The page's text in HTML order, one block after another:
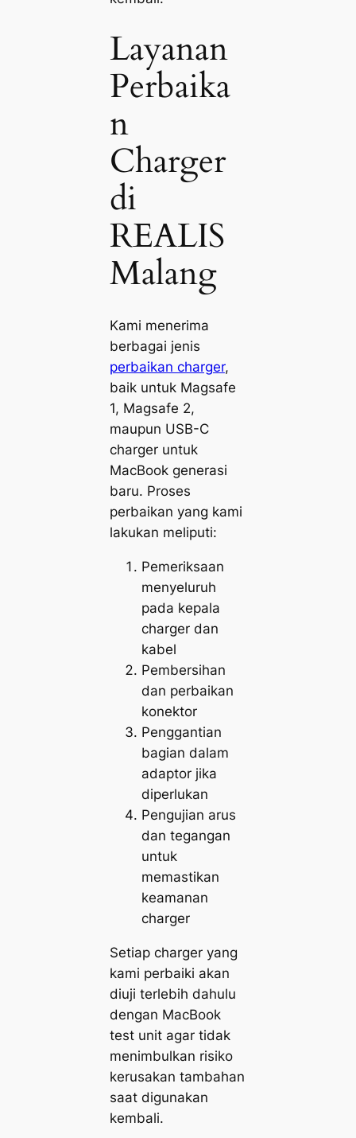
Layanan
Perbaika
n
Charger
di
REALIS
Malang
Kami menerima
berbagai jenis
perbaikan charger,
baik untuk Magsafe
1, Magsafe 2,
maupun USB-C
charger untuk
MacBook generasi
baru. Proses
perbaikan yang kami
lakukan meliputi:
Pemeriksaan
menyeluruh
pada kepala
charger dan
kabel
Pembersihan
dan perbaikan
konektor
Penggantian
bagian dalam
adaptor jika
diperlukan
Pengujian arus
dan tegangan
untuk
memastikan
keamanan
charger
Setiap charger yang
kami perbaiki akan
diuji terlebih dahulu
dengan MacBook
test unit agar tidak
menimbulkan risiko
kerusakan tambahan
saat digunakan
kembali.